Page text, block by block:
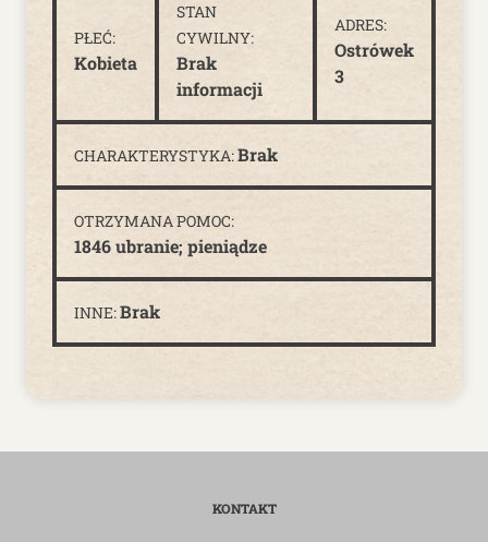
PŁEĆ:
Kobieta
STAN
CYWILNY:
Brak
informacji
ADRES:
Ostrówek
3
CHARAKTERYSTYKA:Brak
OTRZYMANA POMOC:
1846 ubranie; pieniądze
INNE:Brak
KONTAKT